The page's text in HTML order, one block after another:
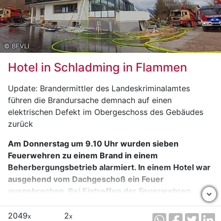
Verkehr wurde in dieser Zeit über die L712 örtlich
umgeleitet.
© BFVLI
Hotel in Schladming in Flammen
Update: Brandermittler des Landeskriminalamtes
führen die Brandursache demnach auf einen
elektrischen Defekt im Obergeschoss des Gebäudes
zurück
Am Donnerstag um 9.10 Uhr wurden sieben
Feuerwehren zu einem Brand in einem
Beherbergungsbetrieb alarmiert. In einem Hotel war
ausgehend vom Dachgeschoß ein Feuer
ausgebrochen. Bei Eintreffen der Feuerwehren
wurde niemand.
2049x
2x